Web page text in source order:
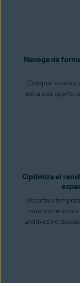
Navega de
Compra, busca y
extra que aporta
Optimiza el
Desactiva
muchos
archivos no